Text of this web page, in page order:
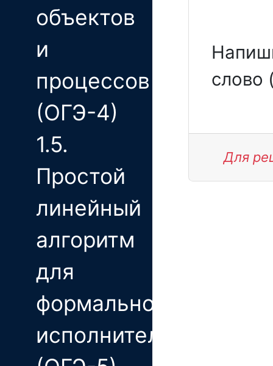
объектов
и
процессов
(ОГЭ-4)
1.5.
Простой
линейный
алгоритм
для
формального
исполнителя
слово
Для